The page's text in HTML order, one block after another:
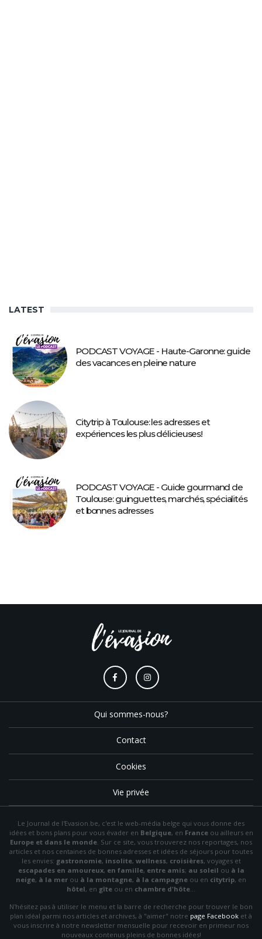
LATEST
PODCAST VOYAGE - Haute-Garonne: guide
des vacances en pleine nature
Citytrip à Toulouse: les adresses et
expériences les plus délicieuses!
PODCAST VOYAGE - Guide gourmand de
Toulouse: guinguettes, marchés, spécialités
et bonnes adresses
Qui sommes-nous?
Contact
Cookies
Vie privée
Le Journal de l'Evasion.be, c'est le web-média belge qui vous donne des
idées et bons plans pour vous évader en Belgique, en Franceou ailleurs en
Europe et dans le monde. Sur ce site, vous trouverez nos reportages, nos
articles et nos centaines de bonnes adresses et idées de séjours pour toutes
les envies: gastronomie, insolite, wellness, croisières, voyages et
escapades en amoureux, en famille, entre amis; au soleil ou à la
neige, à la mer ou à la montagne, à la campagne ou en citytrip, en
hôtel, en gîte ou en chambre d'hôte…
N'hésitez pas à utiliser le menu et la barre de recherche pour trouver le bon
plan idéal parmi nos articles et archives, à "aimer" notre page Facebook et à
vous inscrire à notre newsletter mensuelle pour recevoir en primeur nos
nouveaux contenus pleins de bonnes idées!